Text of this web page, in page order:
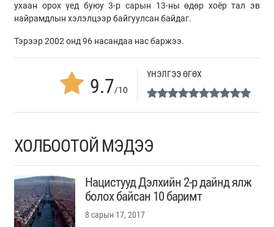
ухаан орох үед буюу 3-р сарын 13-ны өдөр хоёр тал эв
найрамдлын хэлэлцээр байгуулсан байдаг.
Тэрээр 2002 онд 96 насандаа нас баржээ.
9.7/10
ҮНЭЛГЭЭ ӨГӨХ
ХОЛБООТОЙ МЭДЭЭ
Нацистууд Дэлхийн 2-р дайнд ялж
болох байсан 10 баримт
8 сарын 17, 2017